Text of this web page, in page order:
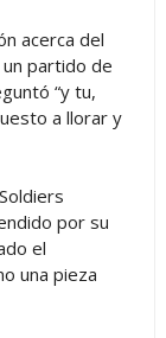
acerca del
partido de
“y tu,
a llorar y
por su
el
una pieza